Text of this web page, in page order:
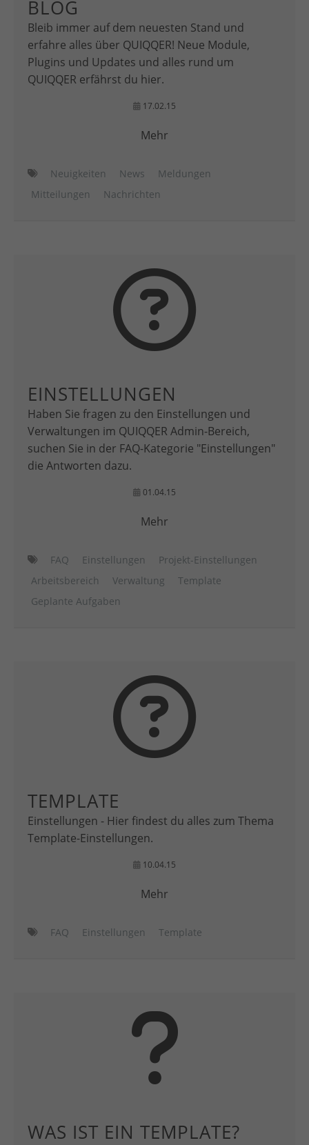
BLOG
Bleib immer auf dem neuesten Stand und
erfahre alles über QUIQQER! Neue Module,
Plugins und Updates und alles rund um
QUIQQER erfährst du hier.
17.02.15
Mehr
Neuigkeiten News
Meldungen
Mitteilungen
Nachrichten
EINSTELLUNGEN
Haben Sie fragen zu den Einstellungen und
Verwaltungen im QUIQQER Admin-Bereich,
suchen Sie in der FAQ-Kategorie "Einstellungen"
die Antworten dazu.
01.04.15
Mehr
FAQ Einstellungen
Projekt-Einstellungen
Arbeitsbereich
Verwaltung
Template
Geplante Aufgaben
TEMPLATE
Einstellungen - Hier findest du alles zum Thema
Template-Einstellungen.
10.04.15
Mehr
FAQ Einstellungen Template
WAS IST EIN TEMPLATE?